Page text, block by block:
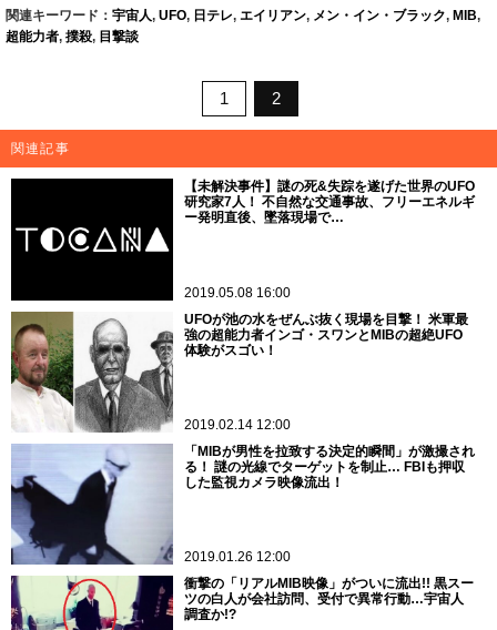
関連キーワード： 宇宙人, UFO, 日テレ, エイリアン, メン・イン・ブラック, MIB,
超能力者, 撲殺, 目撃談
1 2
関連記事
【未解決事件】謎の死&失踪を遂げた世界のUFO
研究家7人！ 不自然な交通事故、フリーエネルギ
ー発明直後、墜落現場で…
2019.05.08 16:00
UFOが池の水をぜんぶ抜く現場を目撃！ 米軍最
強の超能力者インゴ・スワンとMIBの超絶UFO
体験がスゴい！
2019.02.14 12:00
「MIBが男性を拉致する決定的瞬間」が激撮され
る！ 謎の光線でターゲットを制止… FBIも押収
した監視カメラ映像流出！
2019.01.26 12:00
衝撃の「リアルMIB映像」がついに流出!! 黒スー
ツの白人が会社訪問、受付で異常行動…宇宙人
調査か!?